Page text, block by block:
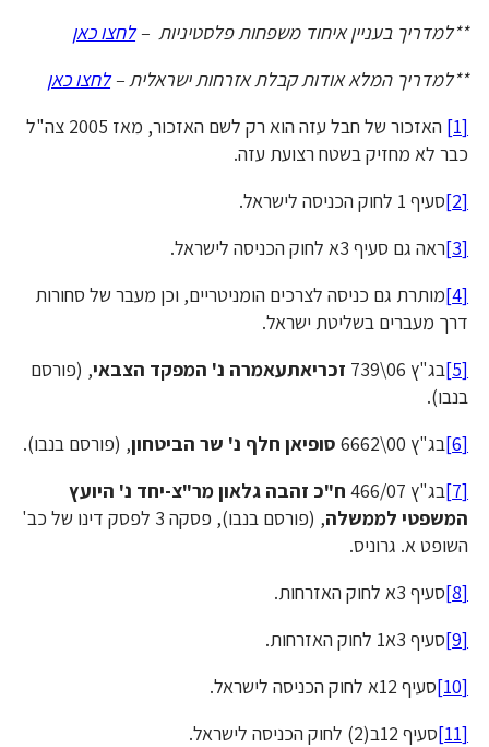
**למדריך בעניין איחוד משפחות פלסטיניות –לחצו כאן
**למדריך המלא אודות קבלת אזרחות ישראלית –לחצו כאן
[1]
האזכור של חבל עזה הוא רק לשם האזכור, מאז 2005 צה"ל
כבר לא מחזיק בשטח רצועת עזה.
[2]
סעיף 1 לחוק הכניסה לישראל.
[3]
ראה גם סעיף 3א לחוק הכניסה לישראל.
[4]
מותרת גם כניסה לצרכים הומניטריים, וכן מעבר של סחורות
דרך מעברים בשליטת ישראל.
[5]
בג"ץ 06\739 זכריאתעאמרה נ' המפקד הצבאי, (פורסם
בנבו).
[6]
בג"ץ 00\6662 סופיאן חלף נ' שר הביטחון, (פורסם בנבו).
[7]
בג"ץ 466/07
ח"כ זהבה גלאון מר"צ-יחד נ' היועץ
המשפטי לממשלה
, (פורסם בנבו), פסקה 3 לפסק דינו של כב'
השופט א. גרוניס.
[8]
סעיף 3א לחוק האזרחות.
[9]
סעיף 3א1 לחוק האזרחות.
[10]
סעיף 12א לחוק הכניסה לישראל.
[11]
סעיף 12ב(2) לחוק הכניסה לישראל.